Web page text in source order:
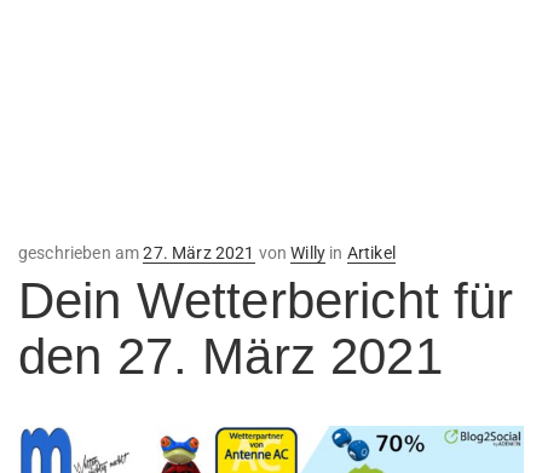
geschrieben amVeröffentlicht
am
27. März 2021 vonWilly in Artikel
Dein Wetterbericht für
den 27. März 2021